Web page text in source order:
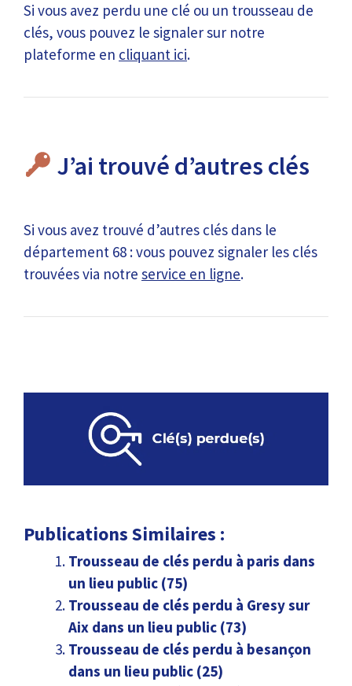
Si vous avez perdu une clé ou un trousseau de
clés, vous pouvez le signaler sur notre
plateforme en cliquant ici.
J’ai trouvé d’autres clés
Si vous avez trouvé d’autres clés dans le
département 68 : vous pouvez signaler les clés
trouvées via notre service en ligne.
Publications Similaires :
Trousseau de clés perdu à paris dans
un lieu public (75)
Trousseau de clés perdu à Gresy sur
Aix dans un lieu public (73)
Trousseau de clés perdu à besançon
dans un lieu public (25)